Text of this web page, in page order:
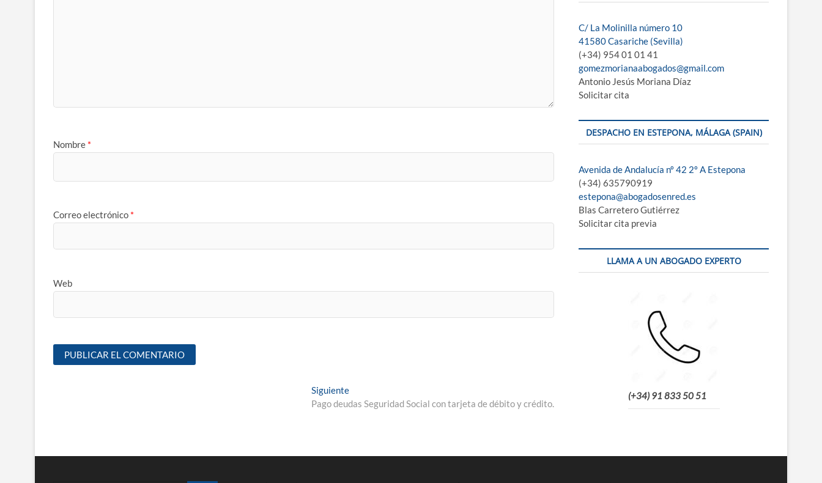
Nombre *
Correo electrónico *
Web
SiguienteEntrada
siguiente:
Pago deudas Seguridad Social con tarjeta de débito y crédito.
C/ La Molinilla número 10
41580 Casariche (Sevilla)
(+34) 954 01 01 41
gomezmorianaabogados@gmail.com
Antonio Jesús Moriana Díaz
Solicitar cita
DESPACHO EN ESTEPONA, MÁLAGA (SPAIN)
Avenida de Andalucía nº 42 2º A Estepona
(+34) 635790919
estepona@abogadosenred.es
Blas Carretero Gutiérrez
Solicitar cita previa
LLAMA A UN ABOGADO EXPERTO
(+34) 91 833 50 51